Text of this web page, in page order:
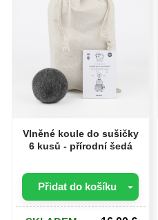
Vlněné koule do sušičky
6 kusů - přírodní šedá
Přidat do košíku